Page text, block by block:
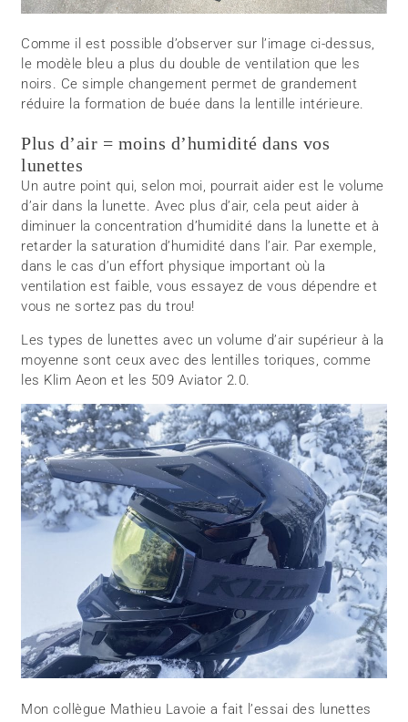
Comme il est possible d’observer sur l’image ci-dessus,
le modèle bleu a plus du double de ventilation que les
noirs. Ce simple changement permet de grandement
réduire la formation de buée dans la lentille intérieure.
Plus d’air = moins d’humidité dans vos
lunettes
Un autre point qui, selon moi, pourrait aider est le volume
d’air dans la lunette. Avec plus d’air, cela peut aider à
diminuer la concentration d’humidité dans la lunette et à
retarder la saturation d’humidité dans l’air. Par exemple,
dans le cas d’un effort physique important où la
ventilation est faible, vous essayez de vous dépendre et
vous ne sortez pas du trou!
Les types de lunettes avec un volume d’air supérieur à la
moyenne sont ceux avec des lentilles toriques, comme
les Klim Aeon et les 509 Aviator 2.0.
Mon collègue Mathieu Lavoie a fait l’essai des lunettes